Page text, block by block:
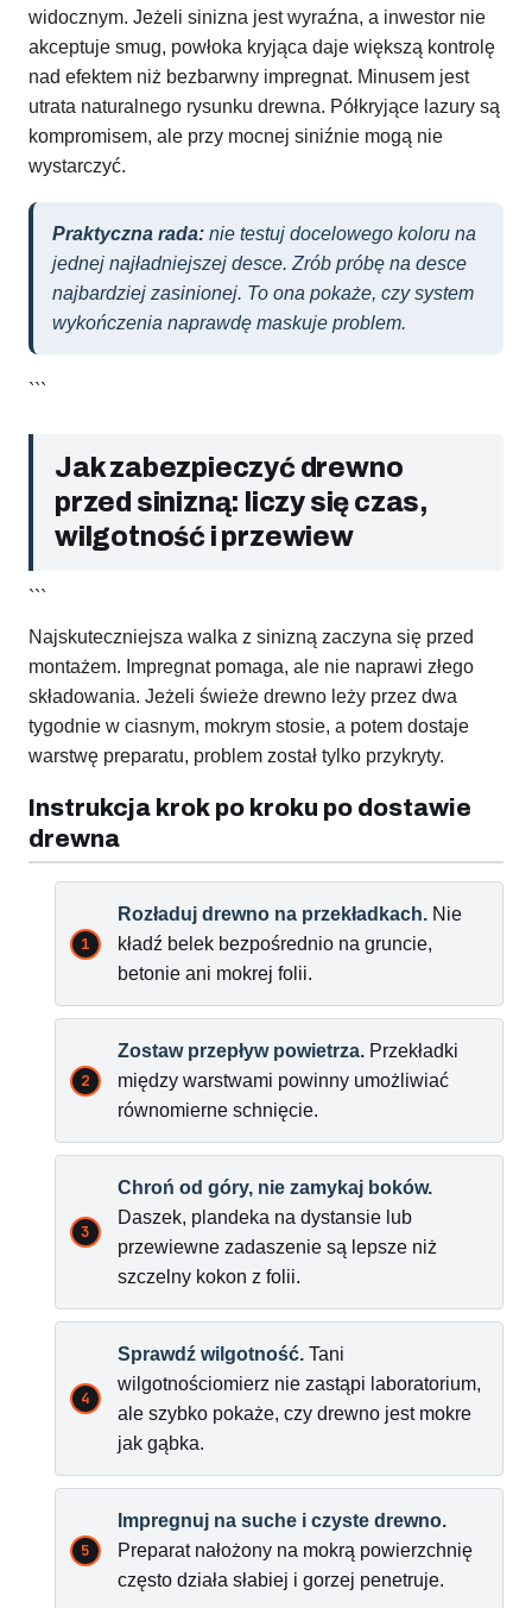
widocznym. Jeżeli sinizna jest wyraźna, a inwestor nie
akceptuje smug, powłoka kryjąca daje większą kontrolę
nad efektem niż bezbarwny impregnat. Minusem jest
utrata naturalnego rysunku drewna. Półkryjące lazury są
kompromisem, ale przy mocnej siniźnie mogą nie
wystarczyć.
Praktyczna rada: nie testuj docelowego koloru na
jednej najładniejszej desce. Zrób próbę na desce
najbardziej zasinionej. To ona pokaże, czy system
wykończenia naprawdę maskuje problem.
```
Jak zabezpieczyć drewno
przed sinizną: liczy się czas,
wilgotność i przewiew
```
Najskuteczniejsza walka z sinizną zaczyna się przed
montażem. Impregnat pomaga, ale nie naprawi złego
składowania. Jeżeli świeże drewno leży przez dwa
tygodnie w ciasnym, mokrym stosie, a potem dostaje
warstwę preparatu, problem został tylko przykryty.
Instrukcja krok po kroku po dostawie
drewna
Rozładuj drewno na przekładkach. Nie
kładź belek bezpośrednio na gruncie,
betonie ani mokrej folii.
Zostaw przepływ powietrza. Przekładki
między warstwami powinny umożliwiać
równomierne schnięcie.
Chroń od góry, nie zamykaj boków.
Daszek, plandeka na dystansie lub
przewiewne zadaszenie są lepsze niż
szczelny kokon z folii.
Sprawdź wilgotność. Tani
wilgotnościomierz nie zastąpi laboratorium,
ale szybko pokaże, czy drewno jest mokre
jak gąbka.
Impregnuj na suche i czyste drewno.
Preparat nałożony na mokrą powierzchnię
często działa słabiej i gorzej penetruje.